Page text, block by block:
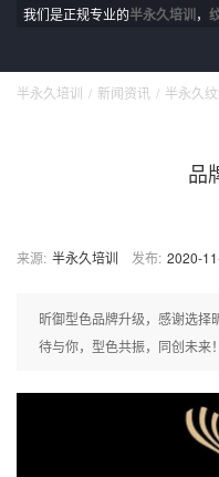
我们是正规专业的半永久培训，
半永久培训 新闻资讯 半永久
品
来源: 半永久培训 发布: 2020-
昕御型色品牌升级，感谢选择
待与你，型色共振，同创未来！